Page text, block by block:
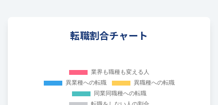
転職割合チャート